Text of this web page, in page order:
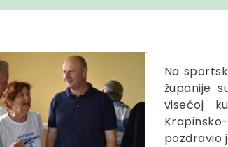
Na
županije
visećoj
pozdravio